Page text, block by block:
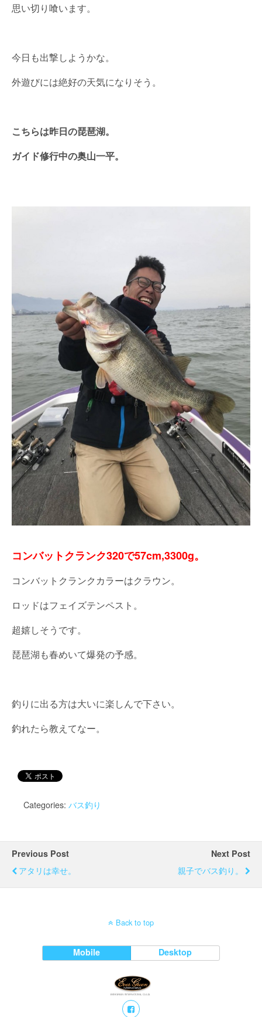
思い切り喰います。
今日も出撃しようかな。
外遊びには絶好の天気になりそう。
こちらは昨日の琵琶湖。
ガイド修行中の奥山一平。
コンバットクランク320で57cm,3300g。
コンバットクランクカラーはクラウン。
ロッドはフェイズテンペスト。
超嬉しそうです。
琵琶湖も春めいて爆発の予感。
釣りに出る方は大いに楽しんで下さい。
釣れたら教えてなー。
Categories: バス釣り
Previous Post
アタリは幸せ。
Next Post
親子でバス釣り。
Back to top
Mobile Desktop